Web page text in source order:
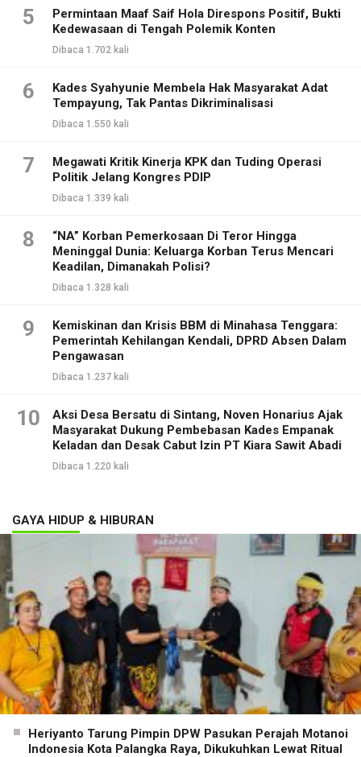
5
Permintaan Maaf Saif Hola Direspons Positif, Bukti
Kedewasaan di Tengah Polemik Konten
Dibaca 1.702 kali
6
Kades Syahyunie Membela Hak Masyarakat Adat
Tempayung, Tak Pantas Dikriminalisasi
Dibaca 1.550 kali
7
Megawati Kritik Kinerja KPK dan Tuding Operasi
Politik Jelang Kongres PDIP
Dibaca 1.339 kali
8
“NA” Korban Pemerkosaan Di Teror Hingga
Meninggal Dunia: Keluarga Korban Terus Mencari
Keadilan, Dimanakah Polisi?
Dibaca 1.328 kali
9
Kemiskinan dan Krisis BBM di Minahasa Tenggara:
Pemerintah Kehilangan Kendali, DPRD Absen Dalam
Pengawasan
Dibaca 1.237 kali
10
Aksi Desa Bersatu di Sintang, Noven Honarius Ajak
Masyarakat Dukung Pembebasan Kades Empanak
Keladan dan Desak Cabut Izin PT Kiara Sawit Abadi
Dibaca 1.220 kali
GAYA HIDUP & HIBURAN
Heriyanto Tarung Pimpin DPW Pasukan Perajah Motanoi
Indonesia Kota Palangka Raya, Dikukuhkan Lewat Ritual